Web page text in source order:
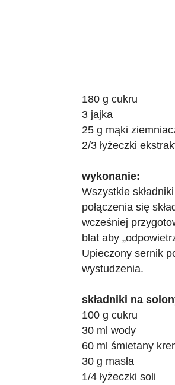
180 g cukru
3 jajka
25 g mąki
2/3 łyżeczki
wykonanie:
Wszystkie
połączenia się
wcześniej
blat aby
Upieczony sernik
wystudzenia.
składniki na
100 g cukru
30 ml wody
60 ml śmietany
30 g masła
1/4 łyżeczki soli